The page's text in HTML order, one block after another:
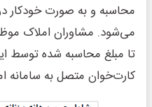
محاسبه و به صورت خودکار
می‌شود. مشاوران املاک
تا مبلغ محاسبه شده توسط
کارت‌خوان متصل به سامانه